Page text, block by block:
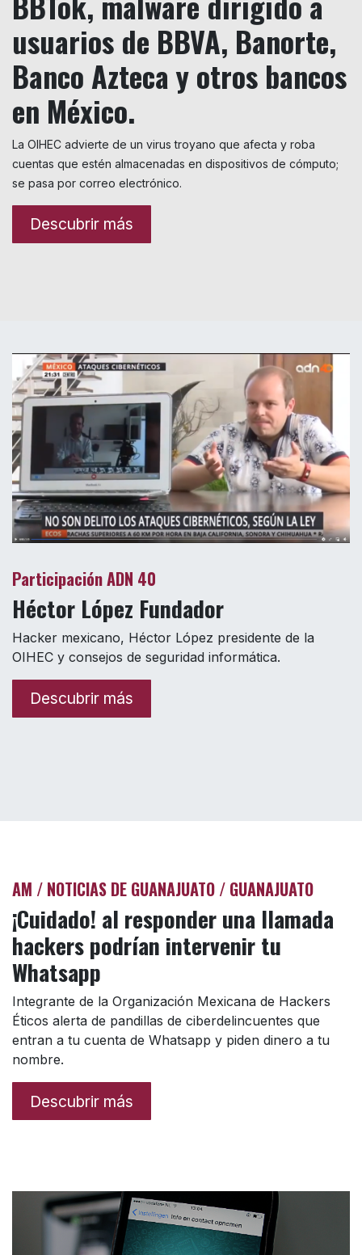
usuarios de BBVA, Banorte,
Banco Azteca y otros bancos
en México.
La OIHEC advierte de un virus troyano que afecta y roba
cuentas que estén almacenadas en dispositivos de cómputo;
se pasa por correo electrónico.
Descubrir más
Participación ADN 40
Héctor López Fundador
Hacker mexicano, Héctor López presidente de la
OIHEC y consejos de seguridad informática.
Descubrir más
AM / NOTICIAS DE GUANAJUATO / GUANAJUATO
¡Cuidado! al responder una llamada
hackers podrían intervenir tu
Whatsapp
Integrante de la Organización Mexicana de Hackers
Éticos alerta de pandillas de ciberdelincuentes que
entran a tu cuenta de Whatsapp y piden dinero a tu
nombre.
Descubrir más